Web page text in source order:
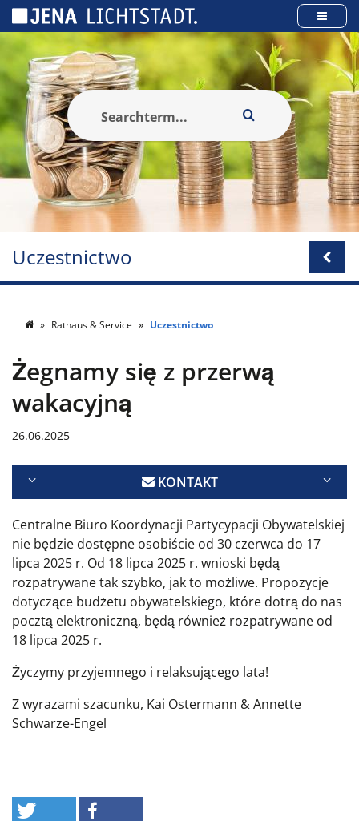
Uczestnictwo
Rathaus & Service Uczestnictwo
Żegnamy się z przerwą
wakacyjną
26.06.2025
KONTAKT
Centralne Biuro Koordynacji Partycypacji Obywatelskiej
nie będzie dostępne osobiście od 30 czerwca do 17
lipca 2025 r. Od 18 lipca 2025 r. wnioski będą
rozpatrywane tak szybko, jak to możliwe. Propozycje
dotyczące budżetu obywatelskiego, które dotrą do nas
pocztą elektroniczną, będą również rozpatrywane od
18 lipca 2025 r.
Życzymy przyjemnego i relaksującego lata!
Z wyrazami szacunku, Kai Ostermann & Annette
Schwarze-Engel
Panel zarządzania plikami cookies